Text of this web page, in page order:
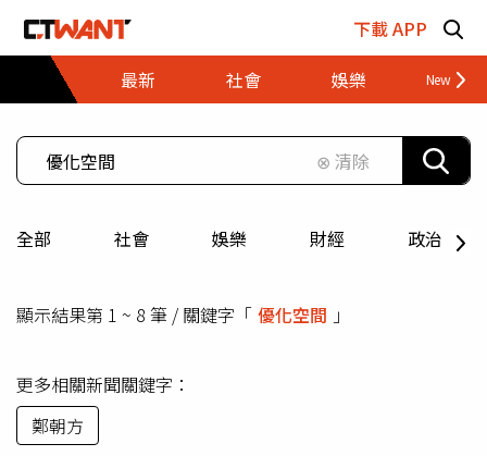
下載 APP
最新
社會 娛樂 財經
⊗ 清除
全部 社會 娛樂 財經 政治
顯示結果第 1 ~ 8 筆 / 關鍵字「 優化空間 」
更多相關新聞關鍵字：
鄭朝方